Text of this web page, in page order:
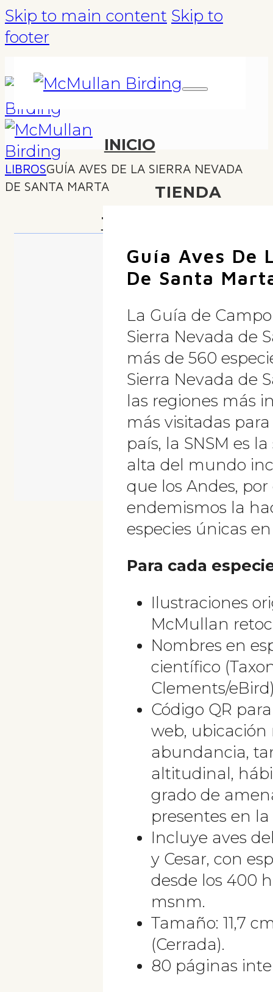
Skip to main content Skip to
footer
INICIO
TIENDA
TOURS
LIBROSGUÍA AVES DE LA SIERRA NEVADA
DE SANTA MARTA
Guía Aves De
De Santa
La Guía de
Sierra Nevada de
más de 560
Sierra Nevada de
las regiones más
más visitadas
país, la SNSM es
alta del mundo
que los Andes,
endemismos la
especies únicas
Para cada
Ilustraciones
McMullan
Nombres en
científico
Clements/
Código QR
web, ubicación
abundancia,
altitudinal,
grado de
presentes en
Incluye aves
y Cesar, con
desde los 400
msnm.
Tamaño: 11,7
(Cerrada).
80 páginas